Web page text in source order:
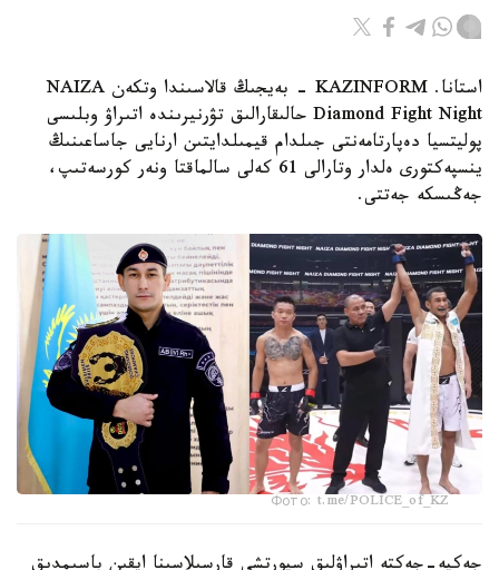
استانا. KAZINFORM - بەيجىڭ قالاسىندا وتكەن NAIZA
Diamond Fight Night حالىقارالىق تۋرنيرىندە اتىراۋ وبلىسى
پوليتسيا دەپارتامەنتى جىلدام قيمىلدايتىن ارنايى جاساعىنىڭ
ينسپەكتورى ەلدار وتارالى 61 كەلى سالماقتا ونەر كورسەتىپ،
جەڭىسكە جەتتى.
Фото: t.me/POLICE_of_KZ